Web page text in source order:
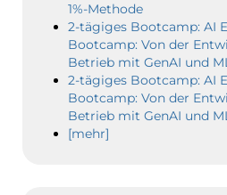
1%-Methode
2-tägiges Bootcamp: AI
Bootcamp: Von der
Betrieb mit GenAI und
2-tägiges Bootcamp: AI
Bootcamp: Von der
Betrieb mit GenAI und
[mehr]